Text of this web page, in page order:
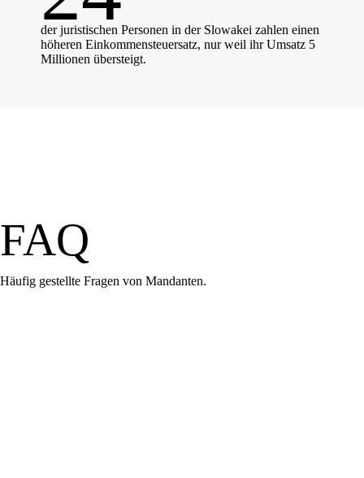
der juristischen Personen in der Slowakei zahlen einen
höheren Einkommensteuersatz, nur weil ihr Umsatz 5
Millionen übersteigt.
FAQ
Häufig gestellte Fragen von Mandanten.